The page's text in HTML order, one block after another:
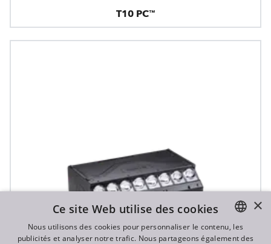
T10 PC™
ENGLISH
×
Ce site Web utilise des cookies
Nous utilisons des cookies pour personnaliser le contenu, les
publicités et analyser notre trafic. Nous partageons également des